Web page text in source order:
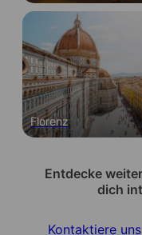
Florenz
Entdecke
dich
Kontaktiere uns